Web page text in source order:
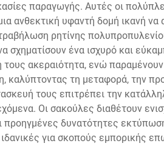
παραγωγής. Αυτές οι
ανθεκτική υφαντή δομή ικανή να
ρητίνης
σχηματίσουν ένα ισχυρό και
τους ακεραιότητα, ενώ
καλύπτοντας τη μεταφορά, την
τους επιτρέπει την
Οι σακούλες διαθέτουν
προηγμένες δυνατότητες
για σκοπούς εμπορικής